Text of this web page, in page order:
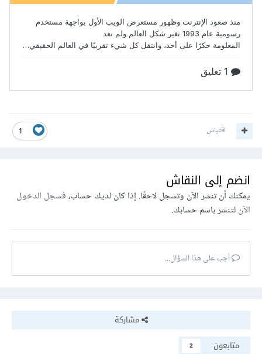
1 اقتباس
انضم إلى النقاش
يمكنك أن تنشر الآن وتسجل لاحقًا. إذا كان لديك حساب،فسجل الدخول
الآنلتنشر باسم حسابك.
أجب على هذا السؤال...
مشاركة
متابعون
2